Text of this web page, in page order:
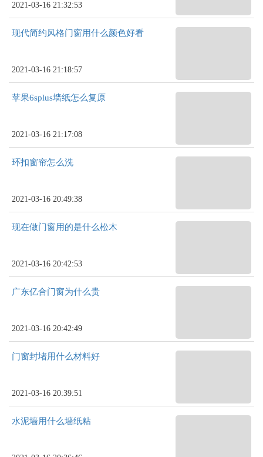
2021-03-16 21:32:53
现代简约风格门窗用什么颜色好看
2021-03-16 21:18:57
苹果6splus墙纸怎么复原
2021-03-16 21:17:08
环扣窗帘怎么洗
2021-03-16 20:49:38
现在做门窗用的是什么松木
2021-03-16 20:42:53
广东亿合门窗为什么贵
2021-03-16 20:42:49
门窗封堵用什么材料好
2021-03-16 20:39:51
水泥墙用什么墙纸粘